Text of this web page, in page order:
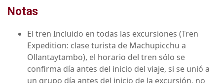
Notas
El tren Incluido en todas las excursiones (Tren
Expedition: clase turista de Machupicchu a
Ollantaytambo), el horario del tren sólo se
confirma día antes del inicio del viaje, si se unió a
un grupo día antes del inicio de la excursión, no